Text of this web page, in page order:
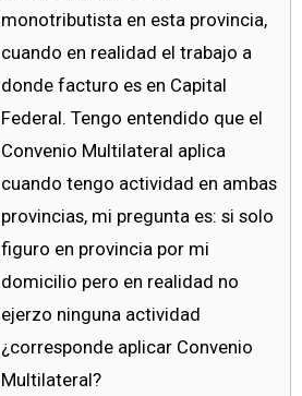
monotributista en esta provincia,
cuando en realidad el trabajo a
donde facturo es en Capital
Federal. Tengo entendido que el
Convenio Multilateral aplica
cuando tengo actividad en ambas
provincias, mi pregunta es: si solo
figuro en provincia por mi
domicilio pero en realidad no
ejerzo ninguna actividad
¿corresponde aplicar Convenio
Multilateral?